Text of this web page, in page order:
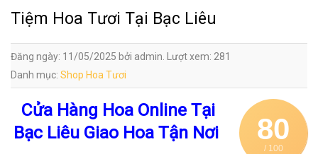
Tiệm Hoa Tươi Tại Bạc Liêu
Đăng ngày: 11/05/2025 bởi admin. Lượt xem: 281
Danh mục: Shop Hoa Tươi
80
/ 100
Cửa Hàng Hoa Online Tại
Bạc Liêu Giao Hoa Tận Nơi